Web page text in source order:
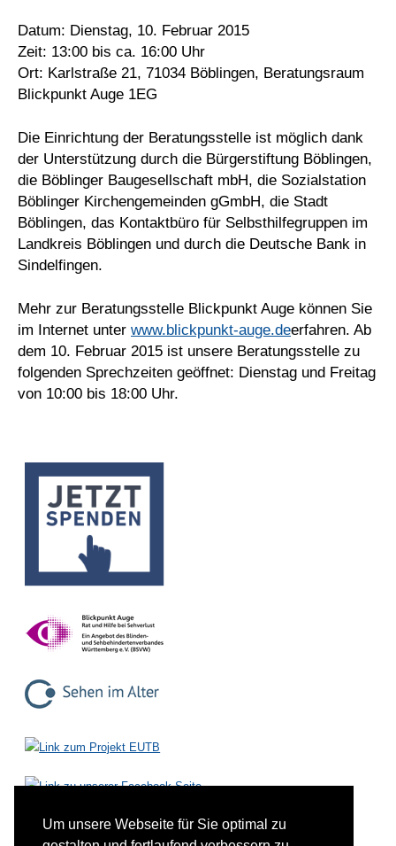
Um unsere Webseite für Sie optimal zu
Datum: Dienstag, 10. Februar 2015
Zeit: 13:00 bis ca. 16:00 Uhr
Ort: Karlstraße 21, 71034 Böblingen, Beratungsraum
Blickpunkt Auge 1EG
Die Einrichtung der Beratungsstelle ist möglich dank
der Unterstützung durch die Bürgerstiftung Böblingen,
die Böblinger Baugesellschaft mbH, die Sozialstation
Böblinger Kirchengemeinden gGmbH, die Stadt
Böblingen, das Kontaktbüro für Selbsthilfegruppen im
Landkreis Böblingen und durch die Deutsche Bank in
Sindelfingen.
Mehr zur Beratungsstelle Blickpunkt Auge können Sie
im Internet unter www.blickpunkt-auge.deerfahren. Ab
dem 10. Februar 2015 ist unsere Beratungsstelle zu
folgenden Sprechzeiten geöffnet: Dienstag und Freitag
von 10:00 bis 18:00 Uhr.